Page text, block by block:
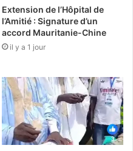
Extension de l’Hôpital de
l’Amitié : Signature d’un
accord Mauritanie-Chine
il y a 1 jour